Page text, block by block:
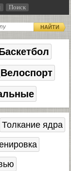
Поиск
НАЙТИ
Велоспорт
Толкание ядра